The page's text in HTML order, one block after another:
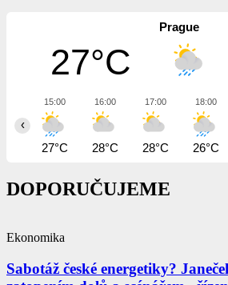
Prague
27°C
15:00
27°C
16:00
28°C
17:00
28°C
18:00
26°C
‹
DOPORUČUJEME
Ekonomika
Sabotáž české energetiky?